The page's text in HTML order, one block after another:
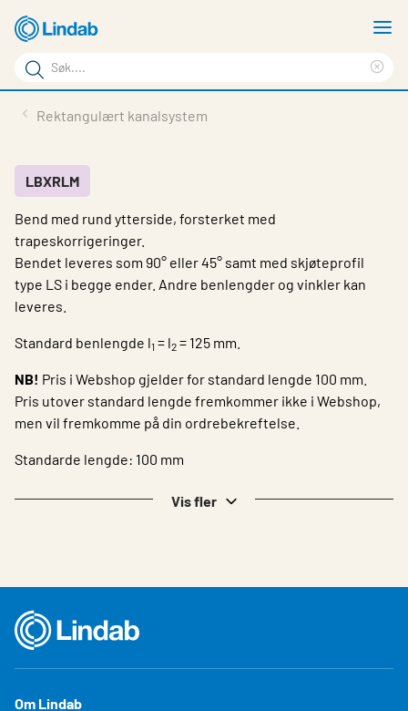
hovedinnhold
Søkeord
Søk
på
Last ned
Om Lindab
Bærekraft
Kontakt oss
Choose languge
Norway
Rektangulært kanalsystem
LBXRLM
Bend med rund ytterside, forsterket med
trapeskorrigeringer.
Bendet leveres som 90° eller 45° samt med skjøteprofil
type LS i begge ender. Andre benlengder og vinkler kan
leveres.
Standard benlengde l1 = l2 = 125 mm.
NB! Pris i Webshop gjelder for standard lengde 100 mm.
Pris utover standard lengde fremkommer ikke i Webshop,
men vil fremkomme på din ordrebekreftelse.
Standarde lengde: 100 mm
Vis fler
Om Lindab